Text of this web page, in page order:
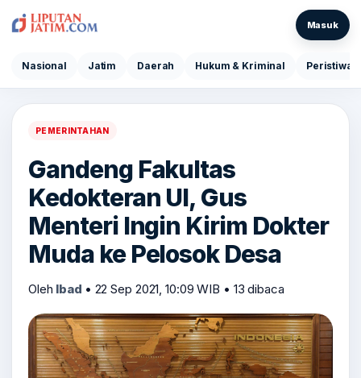
Nasional Jatim Daerah Hukum & Kriminal Peristiwa
Masuk
PEMERINTAHAN
Gandeng Fakultas
Kedokteran UI, Gus
Menteri Ingin Kirim Dokter
Muda ke Pelosok Desa
Oleh Ibad • 22 Sep 2021, 10:09 WIB • 13 dibaca